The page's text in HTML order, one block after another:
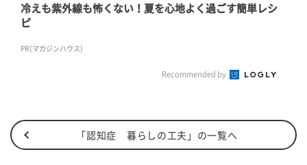
冷えも紫外線も怖くない！夏を心地よく過ごす簡単レシ
ピ
PR(マガジンハウス)
Recommended by
「認知症 暮らしの工夫」の一覧へ